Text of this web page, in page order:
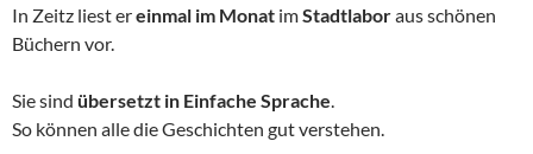
In Zeitz liest ereinmal im Monat imStadtlaboraus schönen
Büchern vor.
Sie sind übersetzt in Einfache Sprache.
So können alle die Geschichten gut verstehen.